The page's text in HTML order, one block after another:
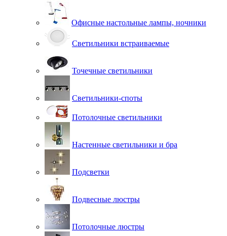
Офисные настольные лампы, ночники
Светильники встраиваемые
Точечные светильники
Светильники-споты
Потолочные светильники
Настенные светильники и бра
Подсветки
Подвесные люстры
Потолочные люстры